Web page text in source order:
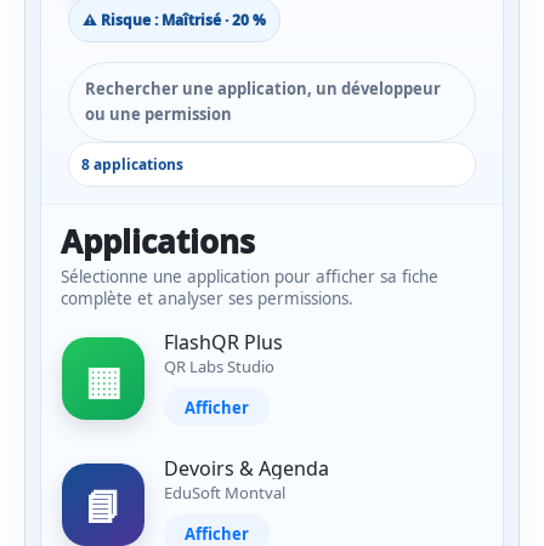
⚠️ Risque : Maîtrisé · 20 %
Rechercher une application, un développeur
ou une permission
8 applications
Applications
Sélectionne une application pour afficher sa fiche
complète et analyser ses permissions.
▦
FlashQR Plus
QR Labs Studio
Afficher
📘
Devoirs & Agenda
EduSoft Montval
Afficher